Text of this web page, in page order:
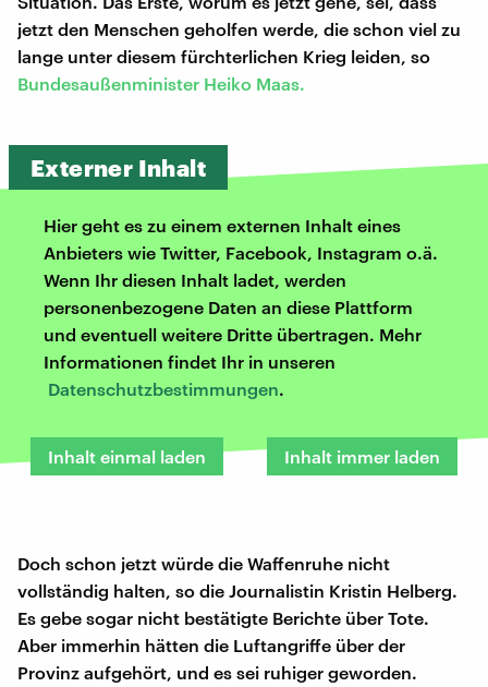
jetzt den Menschen geholfen werde, die schon viel zu
lange unter diesem fürchterlichen Krieg leiden, so
Bundesaußenminister Heiko Maas.
Externer Inhalt
Hier geht es zu einem externen Inhalt eines
Anbieters wie Twitter, Facebook, Instagram o.ä.
Wenn Ihr diesen Inhalt ladet, werden
personenbezogene Daten an diese Plattform
und eventuell weitere Dritte übertragen. Mehr
Informationen findet Ihr in unseren
Datenschutzbestimmungen.
Inhalt einmal laden Inhalt immer laden
Doch schon jetzt würde die Waffenruhe nicht
vollständig halten, so die Journalistin Kristin Helberg.
Es gebe sogar nicht bestätigte Berichte über Tote.
Aber immerhin hätten die Luftangriffe über der
Provinz aufgehört, und es sei ruhiger geworden.